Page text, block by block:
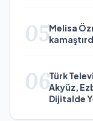
05Melisa
06Türk
Akyüz,
Dijitalde